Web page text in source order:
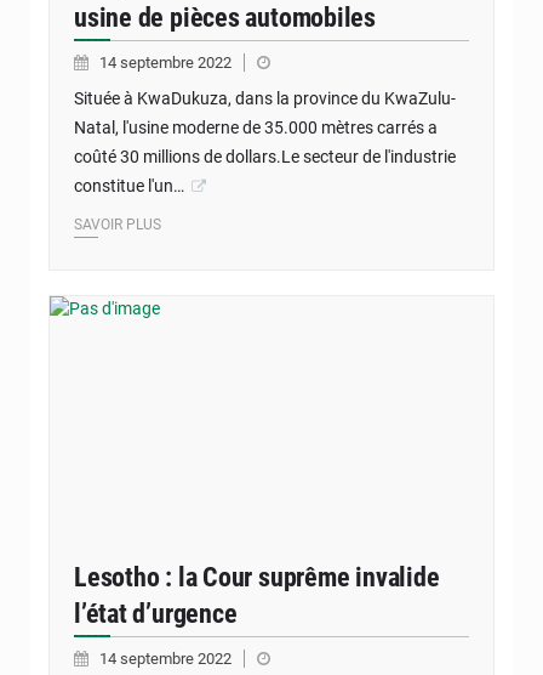
usine de pièces automobiles
14 septembre 2022
Située à KwaDukuza, dans la province du KwaZulu-
Natal, l'usine moderne de 35.000 mètres carrés a
coûté 30 millions de dollars.Le secteur de l'industrie
constitue l'un…
SAVOIR PLUS
Lesotho : la Cour suprême invalide
l’état d’urgence
14 septembre 2022